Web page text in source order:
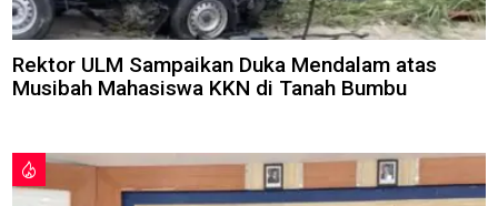
Rektor ULM Sampaikan Duka Mendalam atas
Musibah Mahasiswa KKN di Tanah Bumbu